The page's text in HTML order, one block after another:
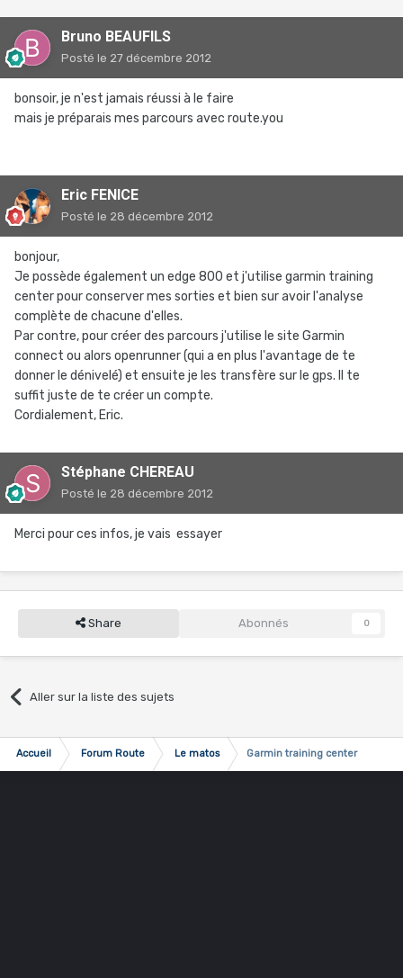
Bruno BEAUFILS
Posté le 27 décembre 2012
bonsoir, je n'est jamais réussi à le faire
mais je préparais mes parcours avec route.you
Eric FENICE
Posté le 28 décembre 2012
bonjour,
Je possède également un edge 800 et j'utilise garmin training
center pour conserver mes sorties et bien sur avoir l'analyse
complète de chacune d'elles.
Par contre, pour créer des parcours j'utilise le site Garmin
connect ou alors openrunner (qui a en plus l'avantage de te
donner le dénivelé) et ensuite je les transfère sur le gps. Il te
suffit juste de te créer un compte.
Cordialement, Eric.
Stéphane CHEREAU
Posté le 28 décembre 2012
Merci pour ces infos, je vais essayer
Share Abonnés 0
Aller sur la liste des sujets
Accueil Forum Route Le matos Garmin training center